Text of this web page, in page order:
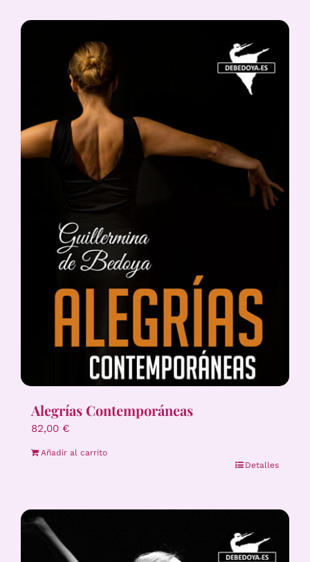
Alegrías Contemporáneas
82,00 €
Añadir al carrito
Detalles